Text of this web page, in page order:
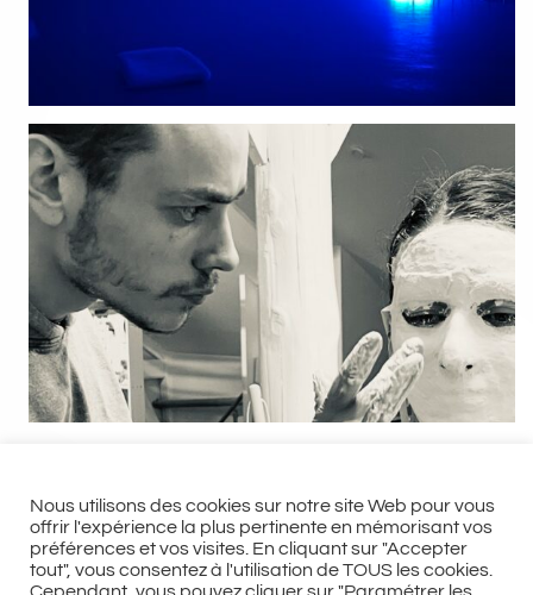
Nous utilisons des cookies sur notre site Web pour vous
offrir l'expérience la plus pertinente en mémorisant vos
préférences et vos visites. En cliquant sur "Accepter
tout", vous consentez à l'utilisation de TOUS les cookies.